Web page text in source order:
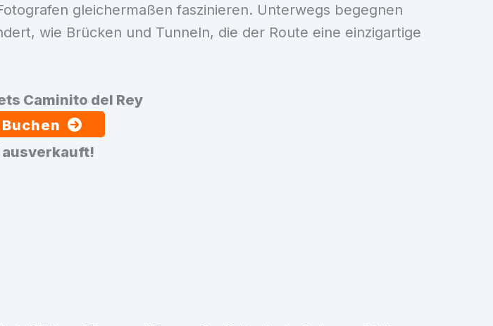
gleichermaßen faszinieren. Unterwegs begegnen
wie Brücken und Tunneln, die der Route eine einzigartige
Caminito del Rey
ausverkauft!